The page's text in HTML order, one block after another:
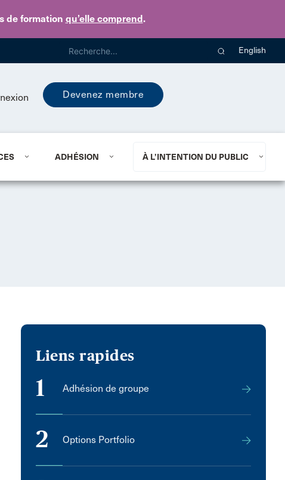
de formation qu’elle comprend.
English
Devenez membre
ADHÉSION À L’INTENTION DU PUBLIC
Liens rapides
1 Adhésion de groupe
2 Options Portfolio